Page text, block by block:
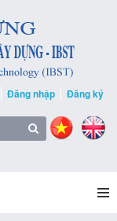
Đăng nhập Đăng ký